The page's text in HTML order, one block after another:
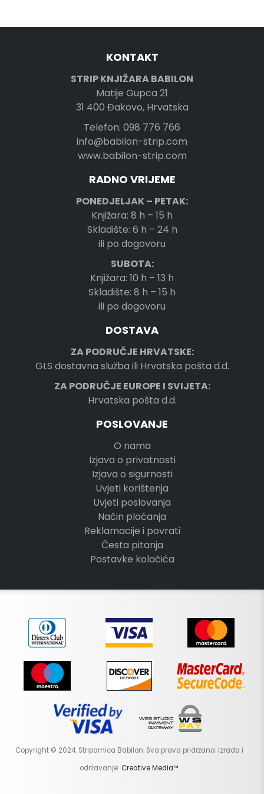
KONTAKT
STRIP KNJIŽARA BABILON
Matije Gupca 21
31 400 Đakovo, Hrvatska
Telefon: 098 776 766
info@babilon-strip.com
www.babilon-strip.com
RADNO VRIJEME
PONEDJELJAK – PETAK:
Knjižara: 8 h – 15 h
Skladište: 6 h – 24 h
ili po dogovoru
SUBOTA:
Knjižara: 10 h – 13 h
Skladište: 8 h – 15 h
ili po dogovoru
DOSTAVA
ZA PODRUČJE HRVATSKE:
GLS dostavna služba ili Hrvatska pošta d.d.
ZA PODRUČJE EUROPE I SVIJETA:
Hrvatska pošta d.d.
POSLOVANJE
O nama
Izjava o privatnosti
Izjava o sigurnosti
Uvjeti korištenja
Uvjeti poslovanja
Način plaćanja
Reklamacije i povrati
Česta pitanja
Postavke kolačića
Copyright © 2024. Striparnica Babilon. Sva prava pridržana. Izrada i
održavanje: Creative Media™
.